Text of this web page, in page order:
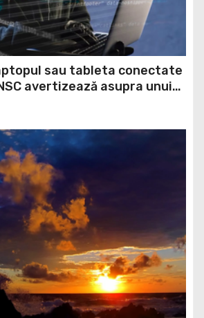
sau tableta conectate
avertizează asupra unui